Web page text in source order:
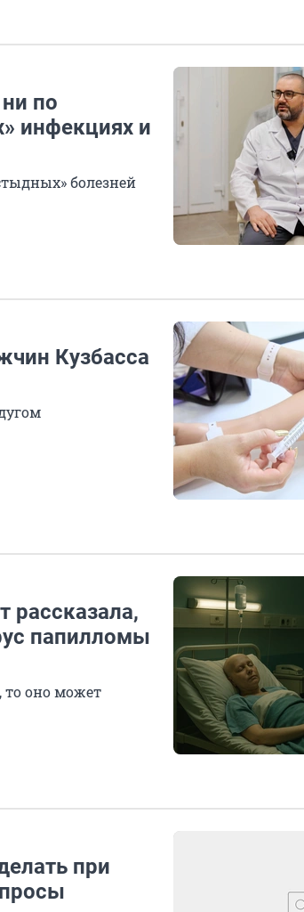
по
инфекциях и
болезней
Кузбасса
рассказала,
папилломы
то оно может
при